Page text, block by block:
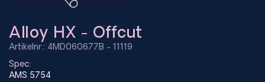
Alloy HX - Offcut
Artikelnr.: 4MD060677B - 11119
Spec:
AMS 5754